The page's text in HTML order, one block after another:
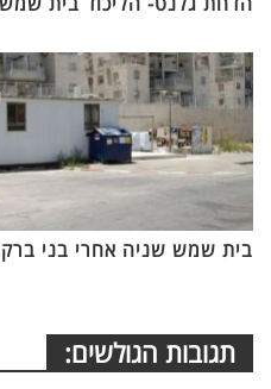
בית שמש שניה אחרי בני ברק
תגובות הגולשים: